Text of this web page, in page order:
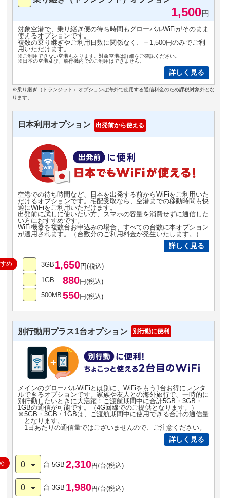
1,500円
対象空港で、乗り継ぎ便の待ち時間もグローバルWiFiがそのまま
使えるオプションです。
複数の乗り継ぎやご利用日数に関係なく、＋1,500円のみでご利
用いただけます。
※ご利用できない空港もあります。対象空港は詳細をご確認ください。
※日本の空港及び、飛行機内でのご利用はできません。
詳しく見る
※乗り継ぎ（トランジット）オプションは海外で使用する通信料金のため課税対象外とな
ります。
日本利用オプション 出発前から使える
空港での待ち時間など、日本を出発する前からWiFiをご利用いた
だけるオプションです。宅配受取なら、空港までの移動時間も快
適にWiFiをご利用いただけます。
出発前に試しに使いたい方、スマホの容量を消費せずに通信した
い方におすすめです。
WiFi機器を複数台お申込みの場合、すべての台数に本オプション
が適用されます。（台数分のご利用料金が発生いたします。）
詳しく見る
3GB 1,650円(税込)
め
1GB 880円(税込)
500MB 550円(税込)
別行動用プラス1台オプション 別行動に便利
メインのグローバルWiFiとは別に、WiFiをもう1台お得にレンタ
ルできるオプションです。家族や友人との海外旅行で、一時的に
別行動したいときに大活躍！ご渡航期間中に合計5GB・3GB・
1GBの通信が可能です。（4G回線でのご提供となります。）
※5GB・3GB・1GBは、ご渡航期間中に使用できる合計の通信量
となります。
1日あたりの通信量ではございませんので、ご注意ください。
詳しく見る
0 台 5GB 2,310円/台(税込)
0 台 3GB 1,980円/台(税込)